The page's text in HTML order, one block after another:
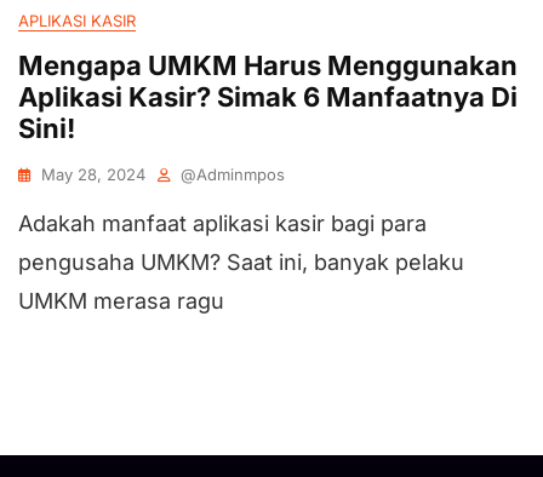
APLIKASI KASIR
Mengapa UMKM Harus Menggunakan
Aplikasi Kasir? Simak 6 Manfaatnya Di
Sini!
May 28, 2024 @adminmpos
Adakah manfaat aplikasi kasir bagi para
pengusaha UMKM? Saat ini, banyak pelaku
UMKM merasa ragu